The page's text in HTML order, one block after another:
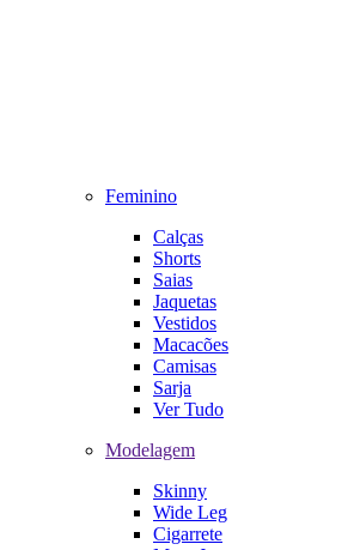
Feminino
Calças
Shorts
Saias
Jaquetas
Vestidos
Macacões
Camisas
Sarja
Ver Tudo
Modelagem
Skinny
Wide Leg
Cigarrete